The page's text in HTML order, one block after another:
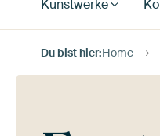
Kunstwerke
Du bist hier:Home